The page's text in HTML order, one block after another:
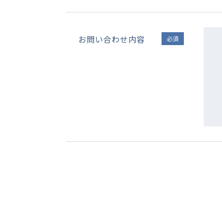
お問い合わせ内容 必須